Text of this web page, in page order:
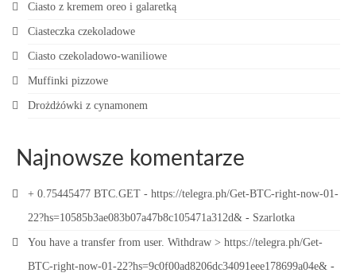
Ciasto z kremem oreo i galaretką
Ciasteczka czekoladowe
Ciasto czekoladowo-waniliowe
Muffinki pizzowe
Drożdżówki z cynamonem
Najnowsze komentarze
+ 0.75445477 BTC.GET - https://telegra.ph/Get-BTC-right-now-01-
22?hs=10585b3ae083b07a47b8c105471a312d& - Szarlotka
You have a transfer from user. Withdrаw > https://telegra.ph/Get-
BTC-right-now-01-22?hs=9c0f00ad8206dc34091eee178699a04e& -